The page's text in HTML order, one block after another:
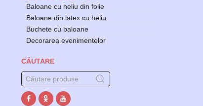
Baloane cu heliu din folie
Baloane din latex cu heliu
Buchete cu baloane
Decorarea evenimentelor
CĂUTARE